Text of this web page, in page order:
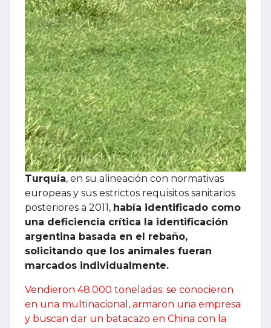
Turquía, en su alineación con normativas
europeas y sus estrictos requisitos sanitarios
posteriores a 2011, había identificado como
una deficiencia crítica la identificación
argentina basada en el rebaño,
solicitando que los animales fueran
marcados individualmente.
Vendieron 48.000 toneladas: se conocieron
en una multinacional, armaron una empresa
y buscan dar un batacazo en China con la